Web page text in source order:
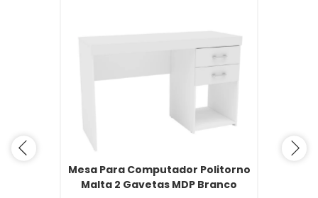
Mesa Para Computador Politorno
Malta 2 Gavetas MDP Branco